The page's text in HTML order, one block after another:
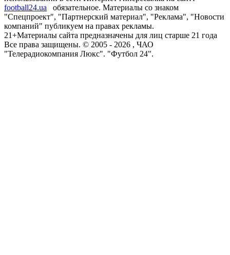
football24.ua
обязательное. Материалы со знаком
"Спецпроект", "Партнерский материал", "Реклама", "Новости
компаний" публикуем на правах рекламы.
21+Материалы сайта предназначены для лиц старше 21 года
Все права защищены. © 2005 - 2026 , ЧАО
"Телерадиокомпания Люкс". "Футбол 24".